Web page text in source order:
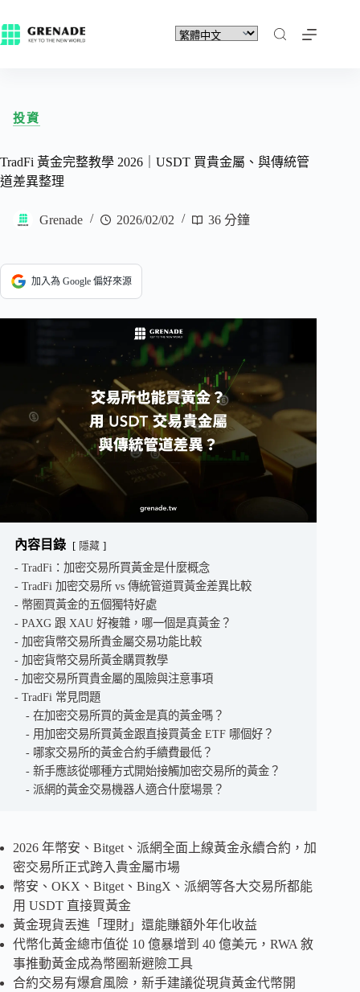
投資
TradFi 黃金完整教學 2026｜USDT 買貴金屬、與傳統管
道差異整理
Grenade 2026/02/02 36 分鐘
加入為 Google 偏好來源
內容目錄 隱藏
TradFi：加密交易所買黃金是什麼概念
TradFi 加密交易所 vs 傳統管道買黃金差異比較
幣圈買黃金的五個獨特好處
PAXG 跟 XAU 好複雜，哪一個是真黃金？
加密貨幣交易所貴金屬交易功能比較
加密貨幣交易所黃金購買教學
加密交易所買貴金屬的風險與注意事項
TradFi 常見問題
在加密交易所買的黃金是真的黃金嗎？
用加密交易所買黃金跟直接買黃金 ETF 哪個好？
哪家交易所的黃金合約手續費最低？
新手應該從哪種方式開始接觸加密交易所的黃金？
派網的黃金交易機器人適合什麼場景？
2026 年幣安、Bitget、派網全面上線黃金永續合約，加
密交易所正式跨入貴金屬市場
幣安、OKX、Bitget、BingX、派網等各大交易所都能
用 USDT 直接買黃金
黃金現貨丟進「理財」還能賺額外年化收益
代幣化黃金總市值從 10 億暴增到 40 億美元，RWA 敘
事推動黃金成為幣圈新避險工具
合約交易有爆倉風險，新手建議從現貨黃金代幣開